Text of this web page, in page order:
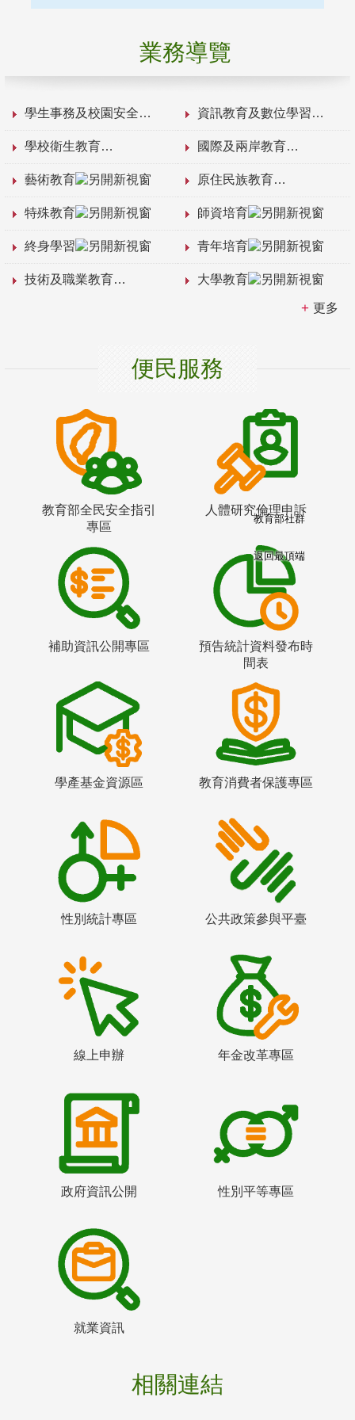
業務導覽
學生事務及校園安全 資訊教育及數位學習
學校衛生教育 國際及兩岸教育
藝術教育 原住民族教育
特殊教育 師資培育
終身學習 青年培育
技術及職業教育 大學教育
更多
便民服務
教育部全民安全指引
專區
人體研究倫理申訴
補助資訊公開專區
預告統計資料發布時
間表
學產基金資源區 教育消費者保護專區
性別統計專區 公共政策參與平臺
線上申辦 年金改革專區
政府資訊公開 性別平等專區
就業資訊
相關連結
教育部社群
返回最頂端